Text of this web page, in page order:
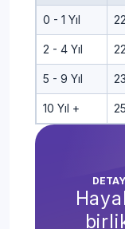
0 - 1 Yıl
2 - 4 Yıl
5 - 9 Yıl
10 Yıl +